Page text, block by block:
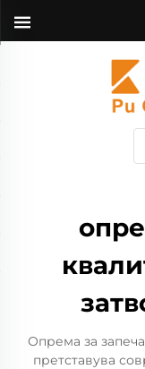
Опрема за
претставува